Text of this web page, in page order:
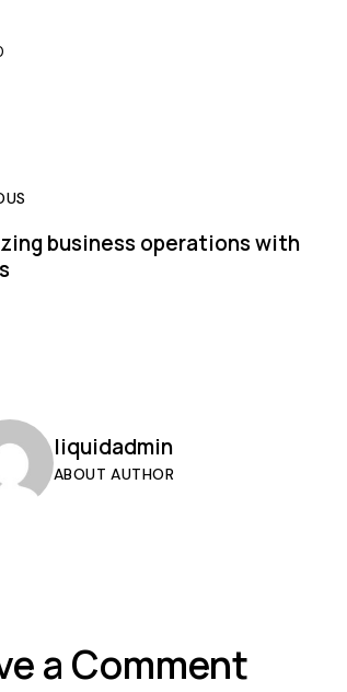
business operations with
liquidadmin
ABOUT AUTHOR
a Comment